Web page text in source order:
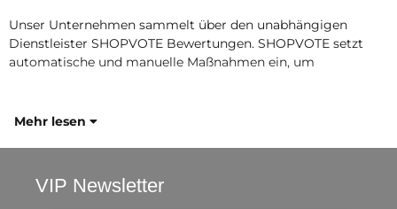
Unser Unternehmen sammelt über den unabhängigen
Dienstleister SHOPVOTE Bewertungen. SHOPVOTE setzt
automatische und manuelle Maßnahmen ein, um
Mehr lesen
VIP Newsletter